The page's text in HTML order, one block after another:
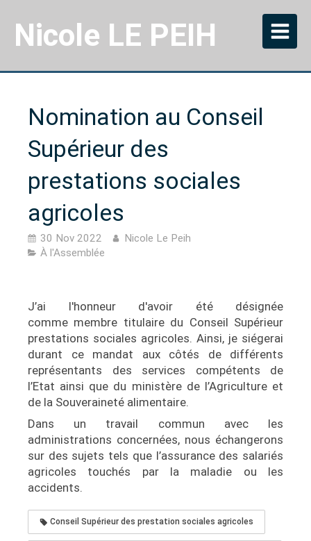
Nicole LE PEIH
Nomination au Conseil
Supérieur des
prestations sociales
agricoles
30 Nov 2022
Nicole Le Peih
À l'Assemblée
J’ai l'honneur d'avoir été désignée
comme membre titulaire du Conseil Supérieur
prestations sociales agricoles. Ainsi, je siégerai
durant ce mandat aux côtés de différents
représentants des services compétents de
l’Etat ainsi que du ministère de l’Agriculture et
de la Souveraineté alimentaire.
Dans un travail commun avec les
administrations concernées, nous échangerons
sur des sujets tels que l’assurance des salariés
agricoles touchés par la maladie ou les
accidents.
Conseil Supérieur des prestation sociales agricoles